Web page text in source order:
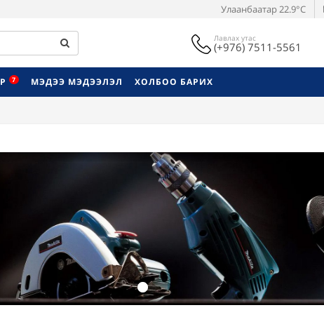
Улаанбаатар22.9°C
Лавлах утас
(+976) 7511-5561
7 МЭДЭЭ МЭДЭЭЛЭЛ ХОЛБОО БАРИХ